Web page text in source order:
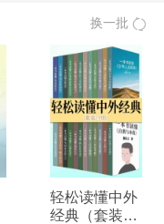
换一批
轻松读懂中外
经典（套装24